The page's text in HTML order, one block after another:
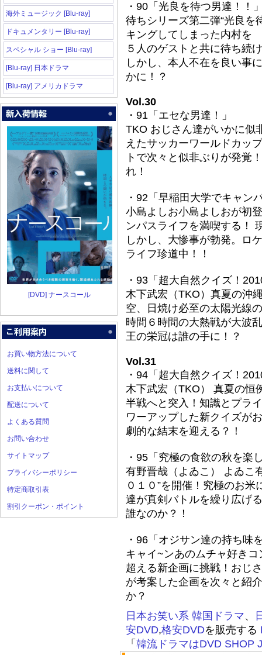
海外ミュージック [Blu-ray]
ドキュメンタリー [Blu-ray]
スペシャル ショー [Blu-ray]
[Blu-ray] 日本ドラマ
[Blu-ray] アメリカドラマ
[DVD] ナースコール
お買い物方法について
送料に関して
お支払いについて
配送について
よくある質問
お問い合わせ
サイトマップ
プライバシーポリシー
特定商取引表
割引クーポン・ポイント
・90「光良を待つ男達！！
待ちシリーズ第二弾“光良を
キングしてしまった内村を
５人のゲストと共に待ち続
しかし、本人不在を良い事
かに！？
Vol.30
・91「エセな男達！」
TKO おじさん達がいかに似
えたサッカーワールドカッ
トで次々と似非ぶりが発覚
れ！
・92「早稲田大学でキャン
小島よしお小島よしおが初
ンパスライフを満喫する！
しかし、大惨事が勃発。ロ
ライフ珍道中！！
・93「超大自然クイズ！
木下武宏（TKO）真夏の沖
空、日焼け必至の太陽光線
時間６時間の大熱戦が大波
王の栄冠は誰の手に！？
Vol.31
・94「超大自然クイズ！
木下武宏（TKO） 真夏の恒
半戦へと突入！知識とプラ
ワーアップした新クイズが
劇的な結末を迎える？！
・95「究極の食欲の秋を楽
有野晋哉（よゐこ） よゐこ
０１０”を開催！究極のお
達が真剣バトルを繰り広げ
誰なのか？！
・96「オジサン達の持ち味
キャイ~ンあのムチャ好き
超える新企画に挑戦！おじ
が考案した企画を次々と紹
か？
日本お笑い系 韓国ドラマ、
安DVD,格安DVDを販売する
「 韓流ドラマはDVD SHOP